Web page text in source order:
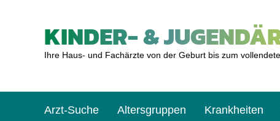
KINDER- &
Ihre Haus- und Fachärzte von der Geburt bis zum
Arzt-Suche Altersgruppen Krankheiten